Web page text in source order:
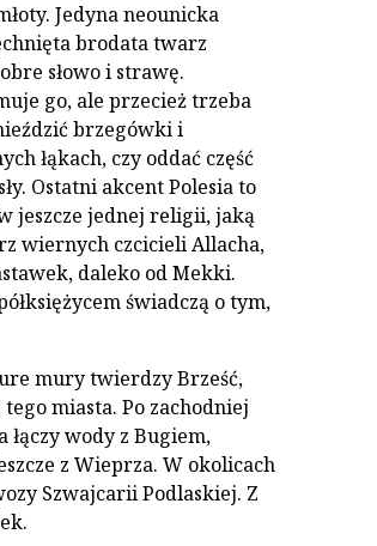
Jedyna neounicka
brodata twarz
słowo i strawę.
go, ale przecież trzeba
brzegówki i
łąkach, czy oddać część
Ostatni akcent Polesia to
jeszcze jednej religii, jaką
wiernych czcicieli Allacha,
daleko od Mekki.
świadczą o tym,
mury twierdzy Brześć,
miasta. Po zachodniej
łączy wody z Bugiem,
z Wieprza. W okolicach
Szwajcarii Podlaskiej. Z